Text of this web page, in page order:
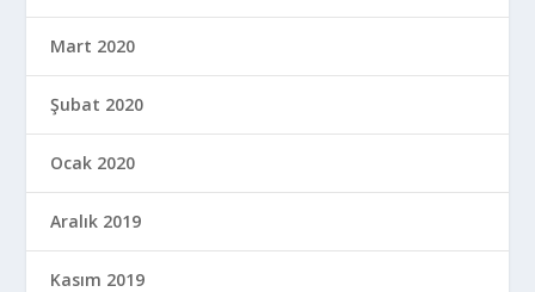
Mart 2020
Şubat 2020
Ocak 2020
Aralık 2019
Kasım 2019